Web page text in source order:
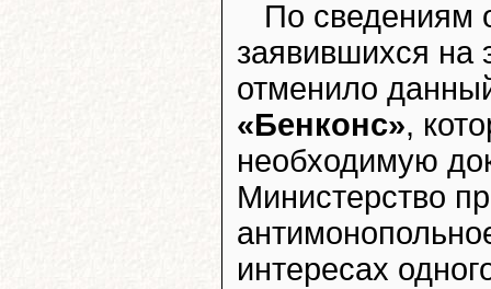
По сведениям
заявившихся на
отменило
«Бенконс»,
необходимую
Министерство
интересах